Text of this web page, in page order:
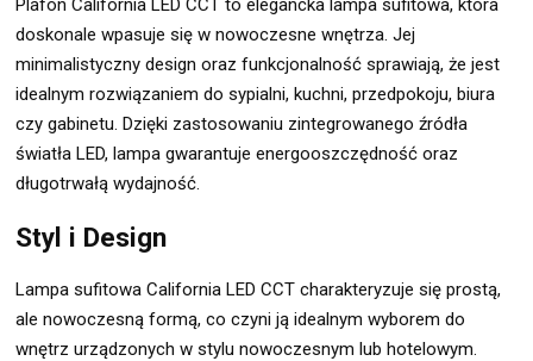
Plafon California LED CCT to elegancka lampa sufitowa, która
doskonale wpasuje się w nowoczesne wnętrza. Jej
minimalistyczny design oraz funkcjonalność sprawiają, że jest
idealnym rozwiązaniem do sypialni, kuchni, przedpokoju, biura
czy gabinetu. Dzięki zastosowaniu zintegrowanego źródła
światła LED, lampa gwarantuje energooszczędność oraz
długotrwałą wydajność.
Styl i Design
Lampa sufitowa California LED CCT charakteryzuje się prostą,
ale nowoczesną formą, co czyni ją idealnym wyborem do
wnętrz urządzonych w stylu nowoczesnym lub hotelowym.